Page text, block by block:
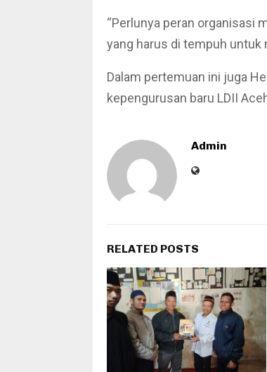
“Perlunya peran organisasi
yang harus di tempuh untuk
Dalam pertemuan ini juga
kepengurusan baru LDII
Admin
RELATED POSTS